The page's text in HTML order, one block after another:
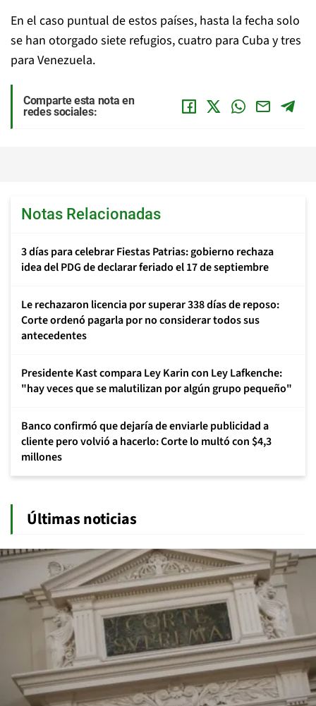
En el caso puntual de estos países, hasta la fecha solo
se han otorgado siete refugios, cuatro para Cuba y tres
para Venezuela.
Comparte esta nota en
redes sociales:
Notas Relacionadas
3 días para celebrar Fiestas Patrias: gobierno rechaza
idea del PDG de declarar feriado el 17 de septiembre
Le rechazaron licencia por superar 338 días de reposo:
Corte ordenó pagarla por no considerar todos sus
antecedentes
Presidente Kast compara Ley Karin con Ley Lafkenche:
"hay veces que se malutilizan por algún grupo pequeño"
Banco confirmó que dejaría de enviarle publicidad a
cliente pero volvió a hacerlo: Corte lo multó con $4,3
millones
Últimas noticias